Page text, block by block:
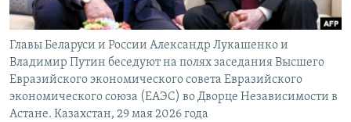
Все сайты RFE/RL
Главы Беларуси и России Александр Лукашенко и
Владимир Путин беседуют на полях заседания Высшего
Евразийского экономического совета Евразийского
экономического союза (ЕАЭС) во Дворце Независимости в
Астане. Казахстан, 29 мая 2026 года